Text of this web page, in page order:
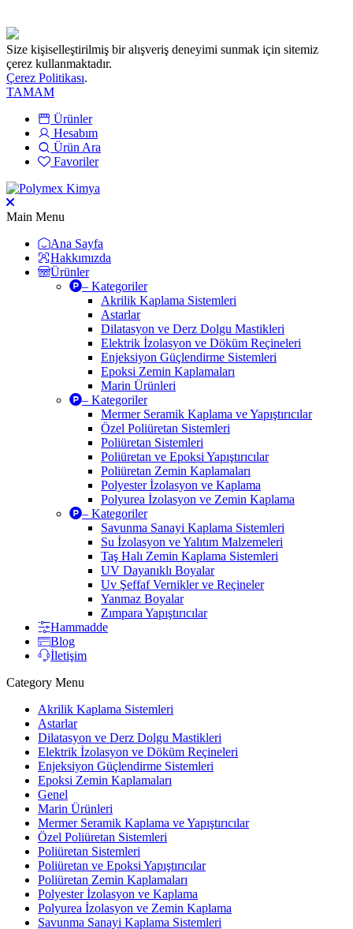
Size kişiselleştirilmiş bir alışveriş deneyimi sunmak için sitemiz
çerez kullanmaktadır.
Çerez Politikası.
TAMAM
Ürünler
Hesabım
Ürün Ara
Favoriler
Main Menu
Ana Sayfa
Hakkımızda
Ürünler
– Kategoriler
Akrilik Kaplama Sistemleri
Astarlar
Dilatasyon ve Derz Dolgu Mastikleri
Elektrik İzolasyon ve Döküm Reçineleri
Enjeksiyon Güçlendirme Sistemleri
Epoksi Zemin Kaplamaları
Marin Ürünleri
– Kategoriler
Mermer Seramik Kaplama ve Yapıştırıcılar
Özel Poliüretan Sistemleri
Poliüretan Sistemleri
Poliüretan ve Epoksi Yapıştırıcılar
Poliüretan Zemin Kaplamaları
Polyester İzolasyon ve Kaplama
Polyurea İzolasyon ve Zemin Kaplama
– Kategoriler
Savunma Sanayi Kaplama Sistemleri
Su İzolasyon ve Yalıtım Malzemeleri
Taş Halı Zemin Kaplama Sistemleri
UV Dayanıklı Boyalar
Uv Şeffaf Vernikler ve Reçineler
Yanmaz Boyalar
Zımpara Yapıştırıcılar
Hammadde
Blog
İletişim
Category Menu
Akrilik Kaplama Sistemleri
Astarlar
Dilatasyon ve Derz Dolgu Mastikleri
Elektrik İzolasyon ve Döküm Reçineleri
Enjeksiyon Güçlendirme Sistemleri
Epoksi Zemin Kaplamaları
Genel
Marin Ürünleri
Mermer Seramik Kaplama ve Yapıştırıcılar
Özel Poliüretan Sistemleri
Poliüretan Sistemleri
Poliüretan ve Epoksi Yapıştırıcılar
Poliüretan Zemin Kaplamaları
Polyester İzolasyon ve Kaplama
Polyurea İzolasyon ve Zemin Kaplama
Savunma Sanayi Kaplama Sistemleri